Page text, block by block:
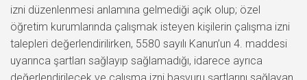
izni düzenlenmesi anlamına gelmediği açık olup; özel
öğretim kurumlarında çalışmak isteyen kişilerin çalışma izni
talepleri değerlendirilirken, 5580 sayılı Kanun’un 4. maddesi
uyarınca şartları sağlayıp sağlamadığı, idarece ayrıca